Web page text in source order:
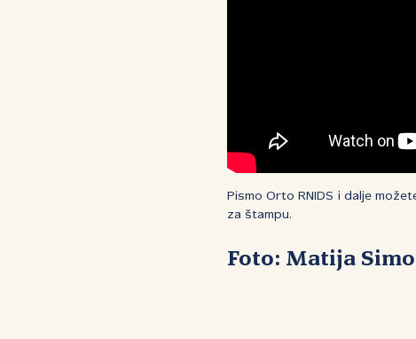
Pismo Orto RNIDS i dalje
za štampu.
Foto: Matija